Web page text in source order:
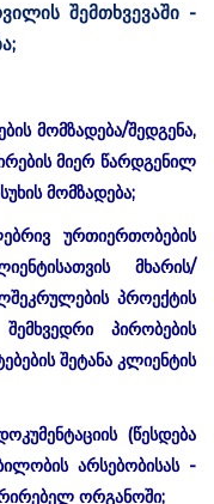
შემთხვევაში-
;
მომზადება/შედგენა,
მიერ წარდგენილ
მომზადება;
ურთიერთობების
მხარის/
პროექტის
პირობების
შეტანა კლიენტის
(წესდება
არსებობისას -
ორგანოში;